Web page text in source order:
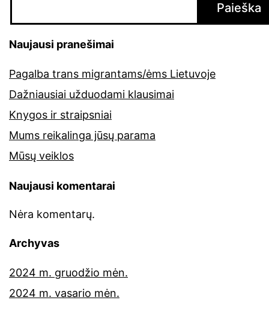
Paieška
Naujausi pranešimai
Pagalba trans migrantams/ėms Lietuvoje
Dažniausiai užduodami klausimai
Knygos ir straipsniai
Mums reikalinga jūsų parama
Mūsų veiklos
Naujausi komentarai
Nėra komentarų.
Archyvas
2024 m. gruodžio mėn.
2024 m. vasario mėn.